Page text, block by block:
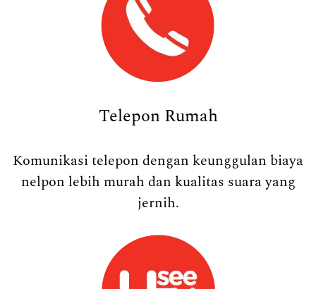
Telepon Rumah
Komunikasi telepon dengan keunggulan biaya
nelpon lebih murah dan kualitas suara yang
jernih.